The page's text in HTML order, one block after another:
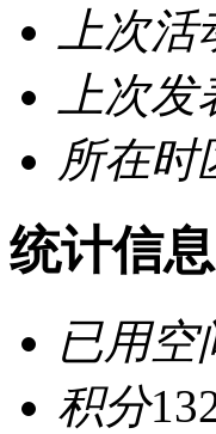
上次
上次
所在时
统计信息
已用空
积分